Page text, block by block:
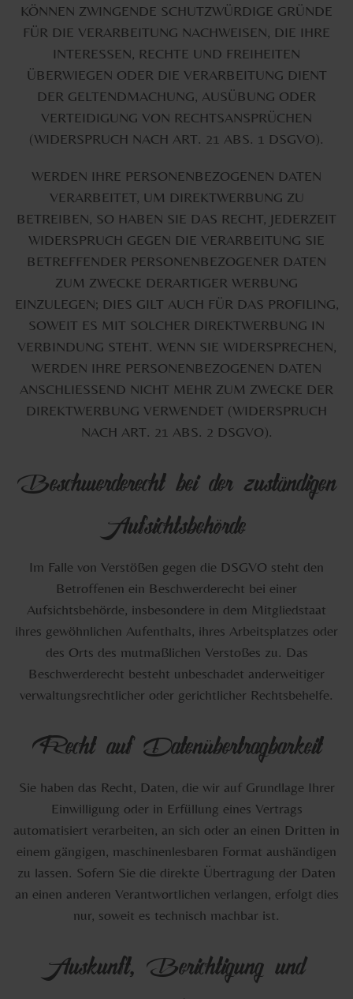
KÖNNEN ZWINGENDE SCHUTZWÜRDIGE GRÜNDE
FÜR DIE VERARBEITUNG NACHWEISEN, DIE IHRE
INTERESSEN, RECHTE UND FREIHEITEN
ÜBERWIEGEN ODER DIE VERARBEITUNG DIENT
DER GELTENDMACHUNG, AUSÜBUNG ODER
VERTEIDIGUNG VON RECHTSANSPRÜCHEN
(WIDERSPRUCH NACH ART. 21 ABS. 1 DSGVO).
WERDEN IHRE PERSONENBEZOGENEN DATEN
VERARBEITET, UM DIREKTWERBUNG ZU
BETREIBEN, SO HABEN SIE DAS RECHT, JEDERZEIT
WIDERSPRUCH GEGEN DIE VERARBEITUNG SIE
BETREFFENDER PERSONENBEZOGENER DATEN
ZUM ZWECKE DERARTIGER WERBUNG
EINZULEGEN; DIES GILT AUCH FÜR DAS PROFILING,
SOWEIT ES MIT SOLCHER DIREKTWERBUNG IN
VERBINDUNG STEHT. WENN SIE WIDERSPRECHEN,
WERDEN IHRE PERSONENBEZOGENEN DATEN
ANSCHLIESSEND NICHT MEHR ZUM ZWECKE DER
DIREKTWERBUNG VERWENDET (WIDERSPRUCH
NACH ART. 21 ABS. 2 DSGVO).
Beschwerderecht bei der zuständigen
Aufsichtsbehörde
Im Falle von Verstößen gegen die DSGVO steht den
Betroffenen ein Beschwerderecht bei einer
Aufsichtsbehörde, insbesondere in dem Mitgliedstaat
ihres gewöhnlichen Aufenthalts, ihres Arbeitsplatzes oder
des Orts des mutmaßlichen Verstoßes zu. Das
Beschwerderecht besteht unbeschadet anderweitiger
verwaltungsrechtlicher oder gerichtlicher Rechtsbehelfe.
Recht auf Datenübertragbarkeit
Sie haben das Recht, Daten, die wir auf Grundlage Ihrer
Einwilligung oder in Erfüllung eines Vertrags
automatisiert verarbeiten, an sich oder an einen Dritten in
einem gängigen, maschinenlesbaren Format aushändigen
zu lassen. Sofern Sie die direkte Übertragung der Daten
an einen anderen Verantwortlichen verlangen, erfolgt dies
nur, soweit es technisch machbar ist.
Auskunft, Berichtigung und